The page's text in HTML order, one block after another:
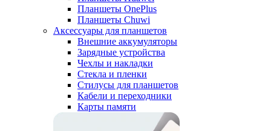
Планшеты OnePlus
Планшеты Chuwi
Аксессуары для планшетов
Внешние аккумуляторы
Зарядные устройства
Чехлы и накладки
Стекла и пленки
Стилусы для планшетов
Кабели и переходники
Карты памяти